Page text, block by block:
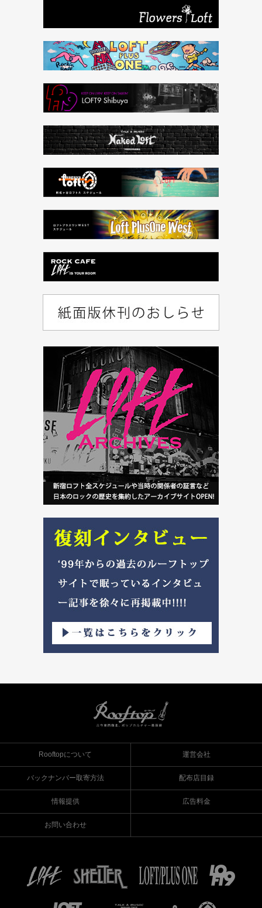
Rooftopについて 運営会社
バックナンバー取寄方法 配布店目録
情報提供 広告料金
お問い合わせ